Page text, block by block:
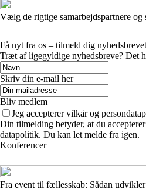
Vælg de rigtige samarbejdspartnere og
Få nyt fra os – tilmeld dig nyhedsbrevet
Træt af ligegyldige nyhedsbreve? Det
Skriv din e-mail her
Bliv medlem
Jeg accepterer vilkår og
Din tilmelding betyder, at du
datapolitik. Du kan let melde fra igen.
Konferencer
Fra event til fællesskab: Sådan